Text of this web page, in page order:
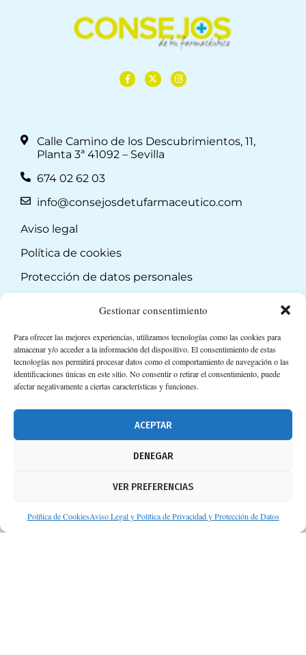
Gestionar consentimiento
Para ofrecer las mejores experiencias, utilizamos tecnologías como las cookies para
almacenar y/o acceder a la información del dispositivo. El consentimiento de estas
tecnologías nos permitirá procesar datos como el comportamiento de navegación o las
identificaciones únicas en este sitio. No consentir o retirar el consentimiento, puede
afectar negativamente a ciertas características y funciones.
ACEPTAR
DENEGAR
VER PREFERENCIAS
Política de CookiesAviso Legal y Política de Privacidad y Protección de Datos
Calle Camino de los Descubrimientos, 11,
Planta 3ª 41092 – Sevilla
674 02 62 03
info@consejosdetufarmaceutico.com
Aviso legal
Política de cookies
Protección de datos personales